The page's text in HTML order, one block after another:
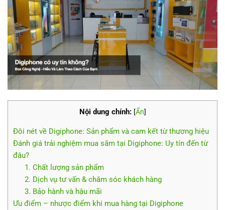
Nội dung chính: [Ẩn]
Đôi nét về Digiphone: Sản phẩm và cam kết từ thương hiệu
Đánh giá trải nghiệm mua sắm tại Digiphone: Uy tín đến từ
đâu?
1. Chất lượng sản phẩm
2. Dịch vụ tư vấn & chăm sóc khách hàng
3. Bảo hành và hậu mãi
Ưu điểm – nhược điểm khi mua hàng tại Digiphone